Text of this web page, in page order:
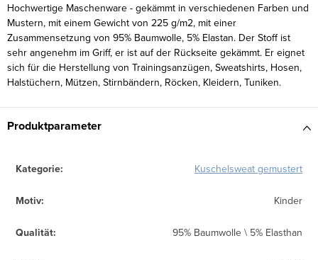
Hochwertige Maschenware - gekämmt in verschiedenen Farben und
Mustern, mit einem Gewicht von 225 g/m2, mit einer
Zusammensetzung von 95% Baumwolle, 5% Elastan. Der Stoff ist
sehr angenehm im Griff, er ist auf der Rückseite gekämmt. Er eignet
sich für die Herstellung von Trainingsanzügen, Sweatshirts, Hosen,
Halstüchern, Mützen, Stirnbändern, Röcken, Kleidern, Tuniken.
Produktparameter
Kategorie: Kuschelsweat gemustert
Motiv: Kinder
Qualität: 95% Baumwolle \ 5% Elasthan